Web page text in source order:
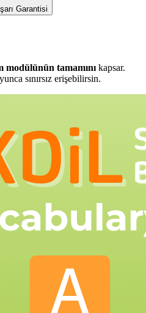
Garantisi
modülünün tamamını kapsar.
sınırsız erişebilirsin.